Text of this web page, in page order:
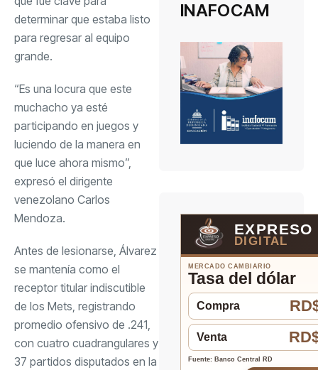
determinar que estaba listo
para regresar al equipo
grande.
“Es una locura que este
muchacho ya esté
participando en juegos y
luciendo de la manera en
que luce ahora mismo”,
expresó el dirigente
venezolano Carlos
Mendoza.
Antes de lesionarse, Álvarez
se mantenía como el
receptor titular indiscutible
de los Mets, registrando
promedio ofensivo de .241,
con cuatro cuadrangulares y
37 partidos disputados en la
INAFOCAM
EXPRESO
DIGITAL
MERCADO CAMBIARIO
Tasa del dólar
Compra
Venta
Fuente: Banco Central RD